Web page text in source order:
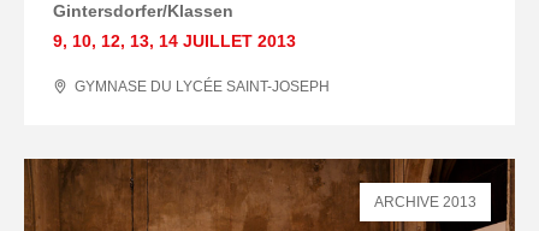
Gintersdorfer/Klassen
9, 10, 12, 13, 14 JUILLET 2013
GYMNASE DU LYCÉE SAINT-JOSEPH
ARCHIVE 2013